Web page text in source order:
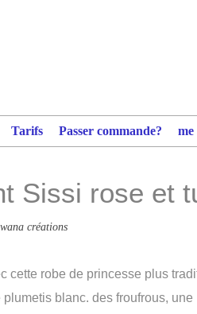
Tarifs Passer commande?
Sissi rose et
créations
cette robe de princesse plus
blanc. des froufrous,